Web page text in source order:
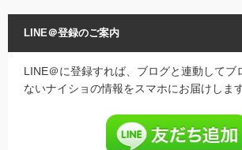
LINE＠登録のご案内
LINE＠に登録すれば、ブログと連動してブ
ないナイショの情報をスマホにお届けしま